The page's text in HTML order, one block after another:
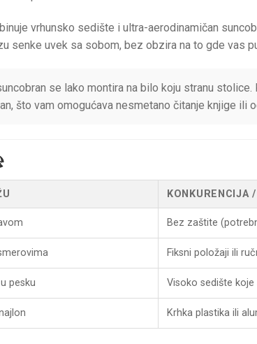
vrhunsko sedište i ultra-aerodinamičan
senke uvek sa sobom, bez obzira na to gde vas
se lako montira na bilo koju stranu
što vam omogućava nesmetano čitanje knjige ili
KONKURENCIJA
Bez zaštite
Fiksni položaji ili
pesku Visoko sedište
Krhka plastika ili